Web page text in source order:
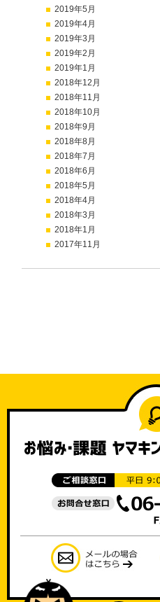
2019年5月
2019年4月
2019年3月
2019年2月
2019年1月
2018年12月
2018年11月
2018年10月
2018年9月
2018年8月
2018年7月
2018年6月
2018年5月
2018年4月
2018年3月
2018年1月
2017年11月